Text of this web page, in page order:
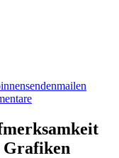
sendenmailen
Grafiken